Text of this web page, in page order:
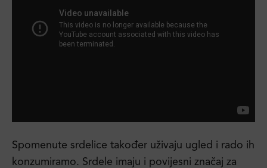
Spomenute srdelice također uživaju ugled i rado ih
konzumiramo. Srdele imaju i povijesni značaj za